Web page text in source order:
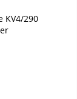
KV4/290